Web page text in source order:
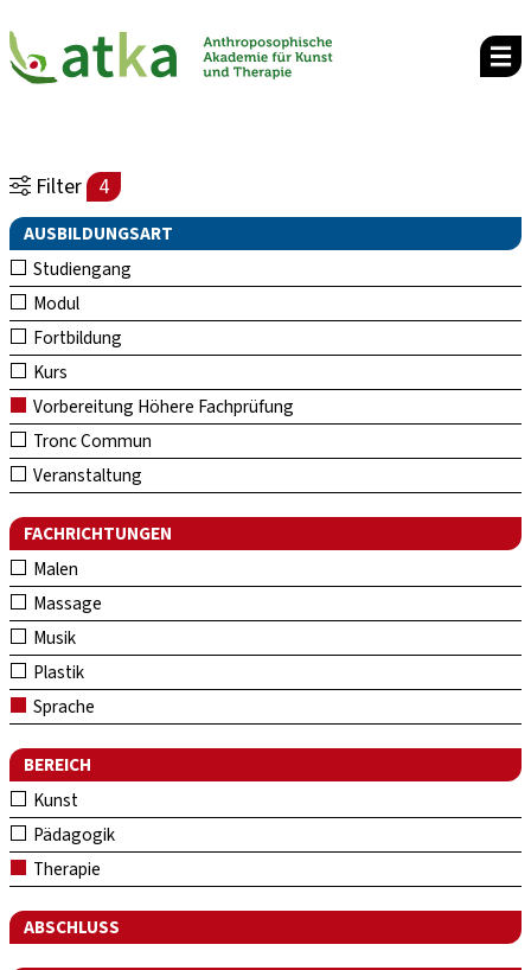
Filter 4
AUSBILDUNGSART
Studiengang
Modul
Fortbildung
Kurs
Vorbereitung Höhere Fachprüfung
Tronc Commun
Veranstaltung
FACHRICHTUNGEN
Malen
Massage
Musik
Plastik
Sprache
BEREICH
Kunst
Pädagogik
Therapie
ABSCHLUSS